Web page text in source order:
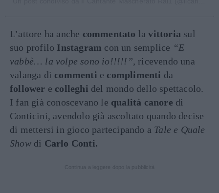
L’attore ha anche commentato lavittoria sul
suo profilo Instagram con un semplice “E
vabbè… la volpe sono io!!!!!”, ricevendo una
valanga di commenti e complimenti da
follower e colleghi del mondo dello spettacolo.
I fan già conoscevano le qualità canore di
Conticini, avendolo già ascoltato quando decise
di mettersi in gioco partecipando a Tale e Quale
Showdi Carlo Conti.